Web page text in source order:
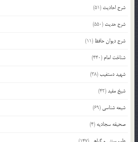
شرح احادیث (51)
شرح حدیث (550)
شرح دیوان حافظ (11)
شناخت امام (440)
شهید دستغیب(38)
شیخ مفید(42)
شیعه شناسی (69)
صحیفه سجادیه (4)